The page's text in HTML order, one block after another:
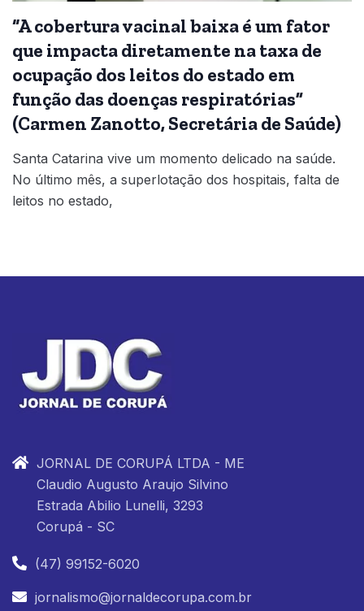
“A cobertura vacinal baixa é um fator
que impacta diretamente na taxa de
ocupação dos leitos do estado em
função das doenças respiratórias”
(Carmen Zanotto, Secretária de Saúde)
Santa Catarina vive um momento delicado na saúde.
No último mês, a superlotação dos hospitais, falta de
leitos no estado,
JORNAL DE CORUPÁ LTDA - ME
Claudio Augusto Araujo Silvino
Estrada Abilio Lunelli, 3293
Corupá - SC
(47) 99152-6020
jornalismo@jornaldecorupa.com.br